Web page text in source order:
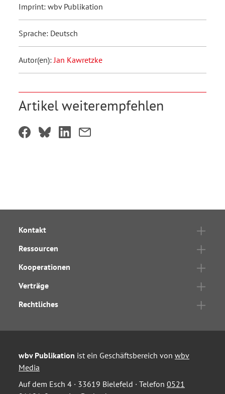
Imprint: wbv Publikation
Sprache: Deutsch
Autor(en): Jan Kawretzke
Artikel weiterempfehlen
Kontakt
Ressourcen
Kooperationen
Verträge
Rechtliches
wbv Publikation ist ein Geschäftsbereich von wbv
Media
Auf dem Esch 4 · 33619 Bielefeld · Telefon 0521